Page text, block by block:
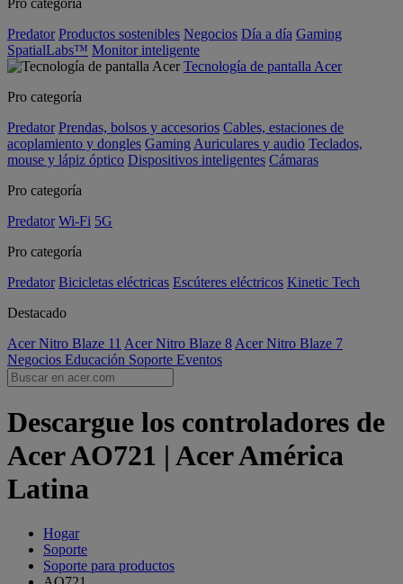
Pro categoría
Predator Productos sostenibles Negocios Día a día Gaming
SpatialLabs™ Monitor inteligente
Tecnología de pantalla Acer
Pro categoría
Predator Prendas, bolsos y accesorios Cables, estaciones de
acoplamiento y dongles Gaming Auriculares y audio Teclados,
mouse y lápiz óptico Dispositivos inteligentes Cámaras
Pro categoría
Predator Wi-Fi 5G
Pro categoría
Predator Bicicletas eléctricas Escúteres eléctricos Kinetic Tech
Destacado
Acer Nitro Blaze 11 Acer Nitro Blaze 8 Acer Nitro Blaze 7
Negocios Educación Soporte Eventos
Descargue los controladores de
Acer AO721 | Acer América
Latina
Hogar
Soporte
Soporte para productos